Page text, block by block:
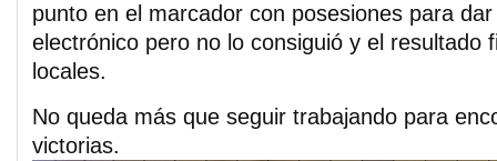
punto en el marcador con posesiones para
electrónico pero no lo consiguió y el resultado
locales.
No queda más que seguir trabajando para
victorias.